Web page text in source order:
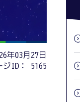
年03月27日
ジID：
5165